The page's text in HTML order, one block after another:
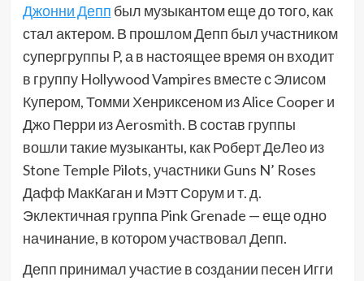
Джонни Депп был музыкантом еще до того, как
стал актером. В прошлом Депп был участником
супергруппы P, а в настоящее время он входит
в группу Hollywood Vampires вместе с Элисом
Купером, Томми Хенриксеном из Alice Cooper и
Джо Перри из Aerosmith. В состав группы
вошли такие музыканты, как Роберт ДеЛео из
Stone Temple Pilots, участники Guns N’ Roses
Дафф МакКаган и Мэтт Сорум и т. д.
Эклектичная группа Pink Grenade — еще одно
начинание, в котором участвовал Депп.
Депп принимал участие в создании песен Игги